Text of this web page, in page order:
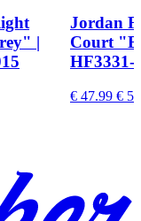
|
Jordan
Court
HF3331-
€ 47.99 €